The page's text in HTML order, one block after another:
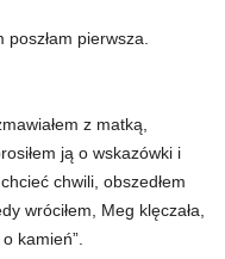
pierwsza.
z matką,
ją o wskazówki i
chwili, obszedłem
wróciłem, Meg klęczała,
kamień”.